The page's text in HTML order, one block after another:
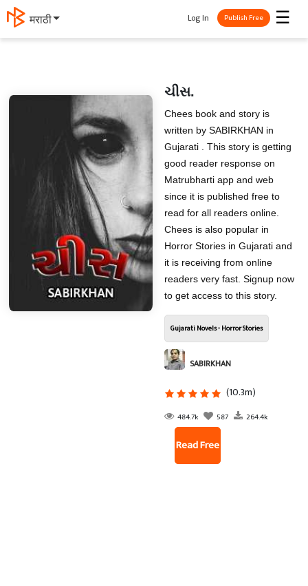
मराठी ☰
Log In Publish Free
ચીસ.
Chees book and story is
written by SABIRKHAN in
Gujarati . This story is getting
good reader response on
Matrubharti app and web
since it is published free to
read for all readers online.
Chees is also popular in
Horror Stories in Gujarati and
it is receiving from online
readers very fast. Signup now
to get access to this story.
Gujarati Novels - Horror Stories
SABIRKHAN
(10.3m)
484.7k 587 264.4k
Read Free